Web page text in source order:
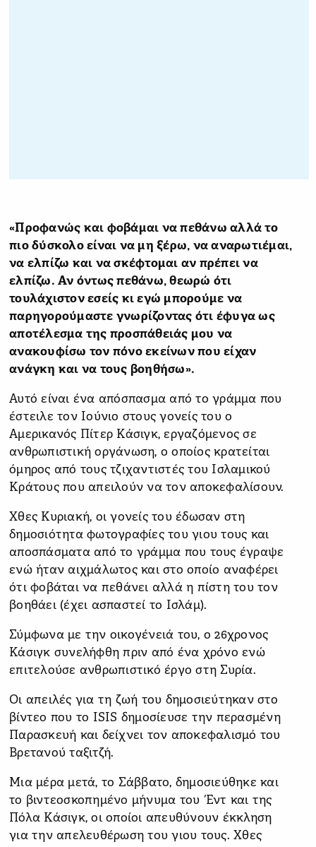
«Προφανώς και φοβάμαι να πεθάνω αλλά το
πιο δύσκολο είναι να μη ξέρω, να αναρωτιέμαι,
να ελπίζω και να σκέφτομαι αν πρέπει να
ελπίζω. Αν όντως πεθάνω, θεωρώ ότι
τουλάχιστον εσείς κι εγώ μπορούμε να
παρηγορούμαστε γνωρίζοντας ότι έφυγα ως
αποτέλεσμα της προσπάθειάς μου να
ανακουφίσω τον πόνο εκείνων που είχαν
ανάγκη και να τους βοηθήσω».
Αυτό είναι ένα απόσπασμα από το γράμμα που
έστειλε τον Ιούνιο στους γονείς του ο
Αμερικανός Πίτερ Κάσιγκ, εργαζόμενος σε
ανθρωπιστική οργάνωση, ο οποίος κρατείται
όμηρος από τους τζιχαντιστές του Ισλαμικού
Κράτους που απειλούν να τον αποκεφαλίσουν.
Χθες Κυριακή, οι γονείς του έδωσαν στη
δημοσιότητα φωτογραφίες του γιου τους και
αποσπάσματα από το γράμμα που τους έγραψε
ενώ ήταν αιχμάλωτος και στο οποίο αναφέρει
ότι φοβάται να πεθάνει αλλά η πίστη του τον
βοηθάει (έχει ασπαστεί το Ισλάμ).
Σύμφωνα με την οικογένειά του, ο 26χρονος
Κάσιγκ συνελήφθη πριν από ένα χρόνο ενώ
επιτελούσε ανθρωπιστικό έργο στη Συρία.
Οι απειλές για τη ζωή του δημοσιεύτηκαν στο
βίντεο που το ISIS δημοσίευσε την περασμένη
Παρασκευή και δείχνει τον αποκεφαλισμό του
Βρετανού ταξιτζή.
Μια μέρα μετά, το Σάββατο, δημοσιεύθηκε και
το βιντεοσκοπημένο μήνυμα του Έντ και της
Πόλα Κάσιγκ, οι οποίοι απευθύνουν έκκληση
για την απελευθέρωση του γιου τους. Χθες